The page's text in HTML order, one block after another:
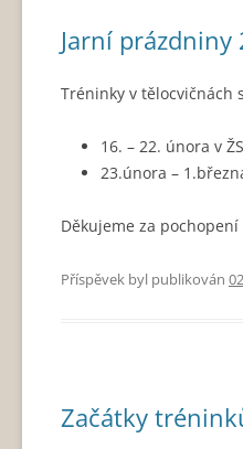
Jarní prázdniny
Tréninky v tělocvičnách
16. – 22. února v
23.února –
Děkujeme za pochopení
Příspěvek byl publikován
Začátky